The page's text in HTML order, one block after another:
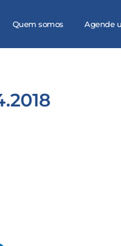
Quem somos Agende